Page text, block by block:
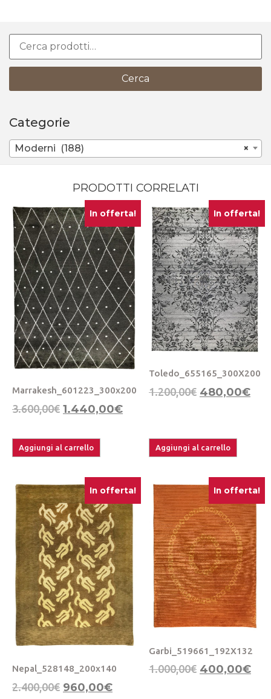
Cerca
Categorie
×
Moderni (188)
PRODOTTI CORRELATI
In offerta!
Marrakesh_601223_300x200
3.600,00€ 1.440,00€
Aggiungi al carrello
In offerta!
Toledo_655165_300X200
1.200,00€ 480,00€
Aggiungi al carrello
In offerta!
Nepal_528148_200x140
2.400,00€ 960,00€
In offerta!
Garbi_519661_192X132
1.000,00€ 400,00€